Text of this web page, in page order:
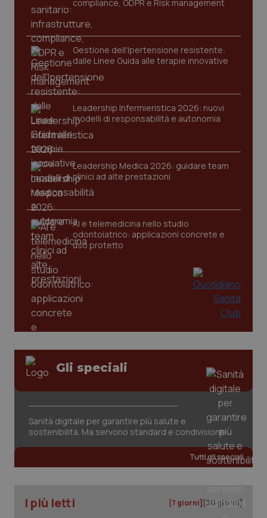
compliance, GDPR e Risk management
Gestione dell'Ipertensione resistente:
dalle Linee Guida alle terapie innovative
Leadership Infermieristica 2026: nuovi
modelli di responsabilità e autonomia
Leadership Medica 2026: guidare team
clinici ad alte prestazioni
AI e telemedicina nello studio
odontoiatrico: applicazioni concrete e
uso protetto
Gli speciali
Sanità digitale per garantire più salute e
sostenibilità. Ma servono standard e condivisione
Tutti gli speciali
I più letti [7 giorni] [30 giorni]
protette del sito. Il sito web non è in grado di
Nome
Fornitore/Dominio
VISITOR_PRIVACY_METADATA
YouTube
.youtube.com
CookieScriptConsent
tracking-enable
www.quotidianosanita.it
www.quotidianosanita.it